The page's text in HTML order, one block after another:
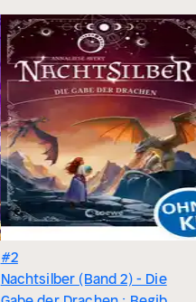
#2
Nachtsilber (Band 2) - Die